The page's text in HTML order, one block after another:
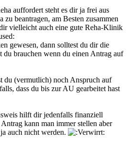
auffordert steht es dir ja frei aus
zu beantragen, am Besten zusammen
vielleicht auch eine gute Reha-Klinik
gewesen, dann solltest du dir die
du brauchen wenn du einen Antrag auf
du (vermutlich) noch Anspruch auf
dass du bis zur AU gearbeitet hast
hilft dir jedenfalls finanziell
kann man immer stellen aber
auch nicht werden.